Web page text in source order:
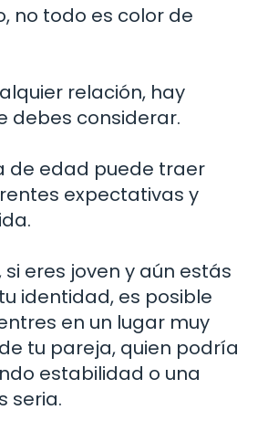
no todo es color de
relación, hay
debes considerar.
de edad puede traer
expectativas y
si eres joven y aún estás
identidad, es posible
en un lugar muy
tu pareja, quien podría
estabilidad o una
seria.